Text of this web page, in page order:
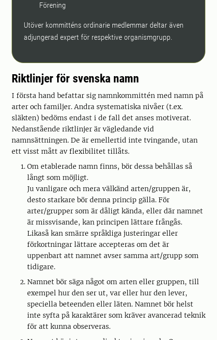
Förening
Utöver kommitténs ordinarie medlemmar deltar även
adjungerad expert för respektive organismgrupp.
Riktlinjer för svenska namn
I första hand befattar sig namnkommittén med namn på
arter och familjer. Andra systematiska nivåer (t.ex.
släkten) bedöms endast i de fall det anses motiverat.
Nedanstående riktlinjer är vägledande vid
namnsättningen. De är emellertid inte tvingande, utan
ett visst mått av flexibilitet tillåts.
Om etablerade namn finns, bör dessa behållas så
långt som möjligt.
Ju vanligare och mera välkänd arten/gruppen är,
desto starkare bör denna princip gälla. För
arter/grupper som är dåligt kända, eller där namnet
är missvisande, kan principen lättare frångås.
Likaså kan smärre språkliga justeringar eller
förkortningar lättare accepteras om det är
uppenbart att namnet avser samma art/grupp som
tidigare.
Namnet bör säga något om arten eller gruppen, till
exempel hur den ser ut, var eller hur den lever,
speciella beteenden eller läten. Namnet bör helst
inte syfta på karaktärer som kräver avancerad teknik
för att kunna observeras.